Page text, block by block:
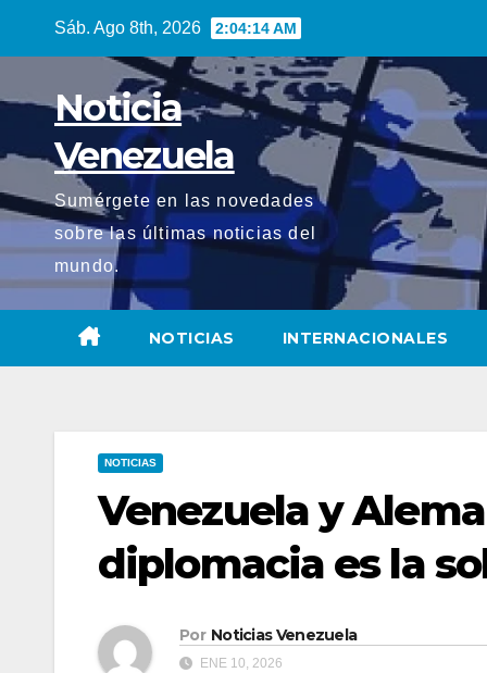
Sáb. Ago 8th, 2026 2:04:16 AM
Noticia
Venezuela
Sumérgete en las novedades
sobre las últimas noticias del
mundo.
NOTICIAS INTERNACIONALES
NOTICIAS
Venezuela y
diplomacia es la
Por Noticias Venezuela
ENE 10, 2026